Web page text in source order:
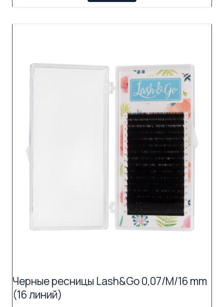
Черные ресницы Lash&Go 0,07/M/16 mm
(16 линий)